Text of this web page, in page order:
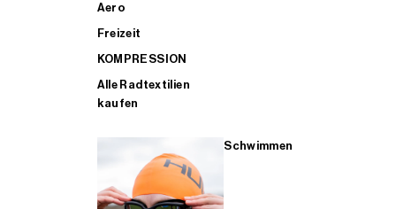
Aero
Freizeit
KOMPRESSION
Alle Radtextilien
kaufen
Schwimmen